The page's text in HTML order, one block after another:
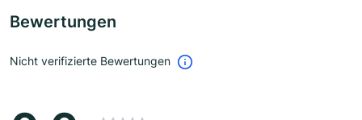
Bewertungen
Nicht verifizierte Bewertungen